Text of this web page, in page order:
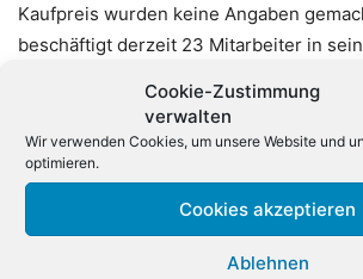
Cookie-Zustimmung
verwalten
Wir verwenden Cookies, um unsere Website und
optimieren.
Cookies akzeptieren
Ablehnen
Kaufpreis wurden keine Angaben
beschäftigt derzeit 23 Mitarbeiter in
„Die Übernahme des türkischen VADs
uns die Tür zu einer der weltweit
Volkswirtschaften. Sie erweitert
Aktionsradius und unsere Lieferanten
Schlag viele neue Verbindungen und